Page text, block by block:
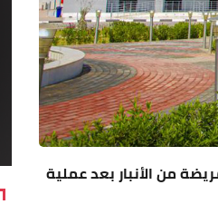
من الأنبار بعد عملية